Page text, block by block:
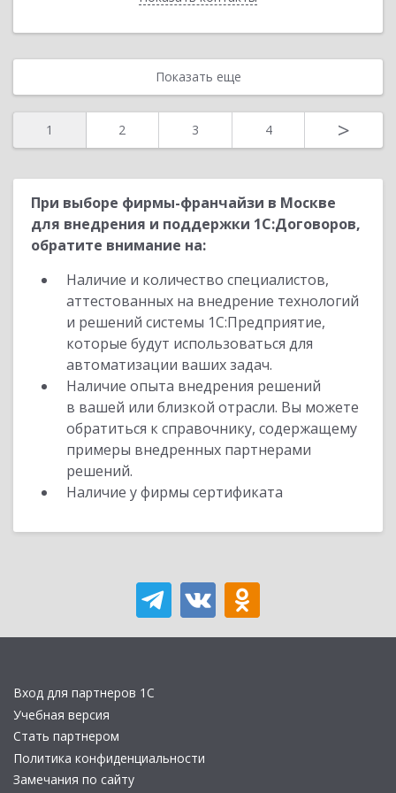
Показать еще
1 2 3 4 >
При выборе фирмы-франчайзи в Москве
для внедрения и поддержки 1С:Договоров,
обратите внимание на:
Наличие и количество специалистов,
аттестованных на внедрение технологий
и решений системы 1С:Предприятие,
которые будут использоваться для
автоматизации ваших задач.
Наличие опыта внедрения решений
в вашей или близкой отрасли. Вы можете
обратиться к справочнику, содержащему
примеры внедренных партнерами
решений.
Наличие у фирмы сертификата
Вход для партнеров 1С
Учебная версия
Стать партнером
Политика конфиденциальности
Замечания по сайту